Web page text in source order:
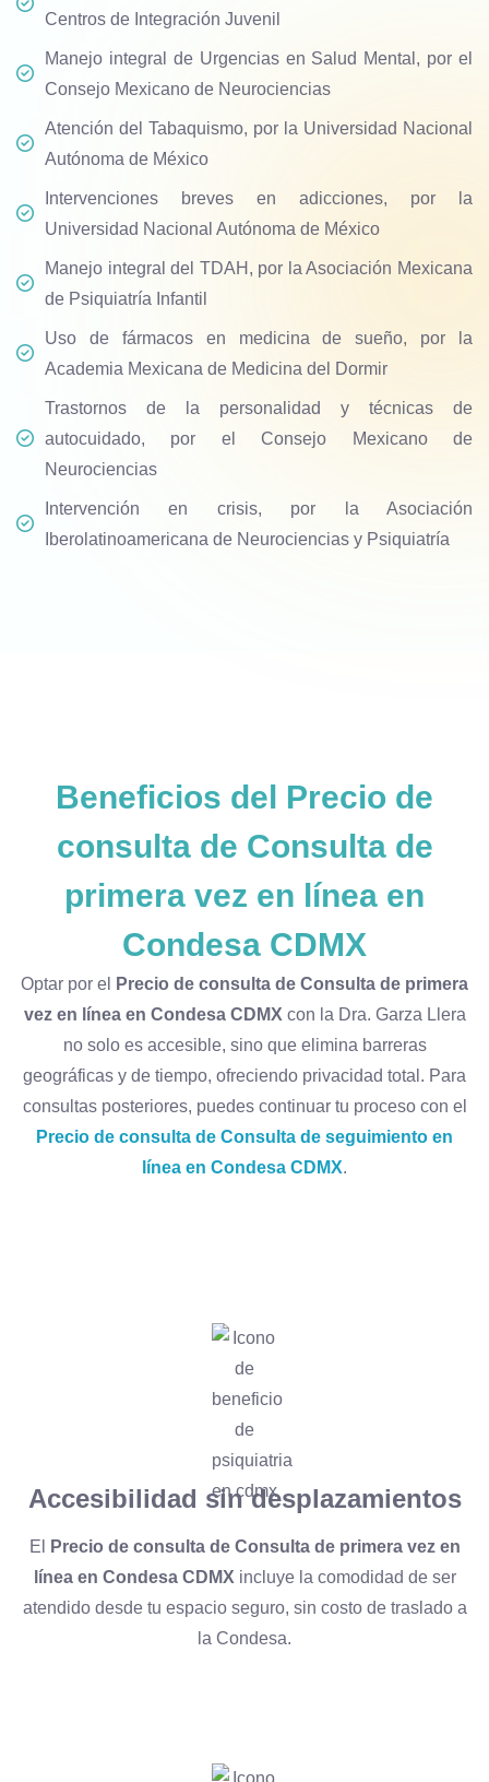
Centros de Integración Juvenil
Manejo integral de Urgencias en Salud Mental, por el
Consejo Mexicano de Neurociencias
Atención del Tabaquismo, por la Universidad Nacional
Autónoma de México
Intervenciones breves en adicciones, por la
Universidad Nacional Autónoma de México
Manejo integral del TDAH, por la Asociación Mexicana
de Psiquiatría Infantil
Uso de fármacos en medicina de sueño, por la
Academia Mexicana de Medicina del Dormir
Trastornos de la personalidad y técnicas de
autocuidado, por el Consejo Mexicano de
Neurociencias
Intervención en crisis, por la Asociación
Iberolatinoamericana de Neurociencias y Psiquiatría
Beneficios del Precio de
consulta de Consulta de
primera vez en línea en
Condesa CDMX
Optar por el
Precio de consulta de Consulta de primera
vez en línea en Condesa CDMX con la Dra. Garza Llera
no solo es accesible, sino que elimina barreras
geográficas y de tiempo, ofreciendo privacidad total. Para
consultas posteriores, puedes continuar tu proceso con el
Precio de consulta de Consulta de seguimiento en
línea en Condesa CDMX.
Accesibilidad sin desplazamientos
El
Precio de consulta de Consulta de primera vez en
línea en Condesa CDMX incluye la comodidad de ser
atendido desde tu espacio seguro, sin costo de traslado a
la Condesa.